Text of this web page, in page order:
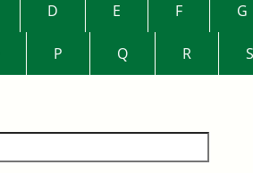
D E F G
P Q R S